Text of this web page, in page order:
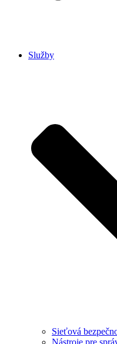
Služby
Sieťová